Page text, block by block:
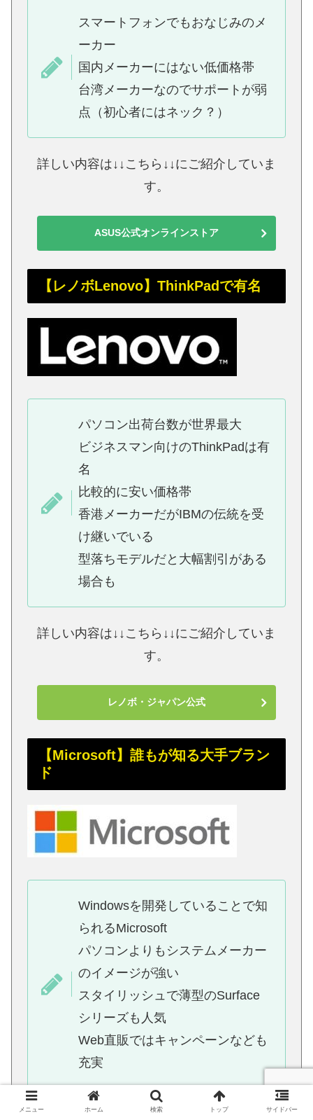
スマートフォンでもおなじみのメ
ーカー
国内メーカーにはない低価格帯
台湾メーカーなのでサポートが弱
点（初心者にはネック？）
詳しい内容は↓↓こちら↓↓にご紹介していま
す。
ASUS公式オンラインストア
【レノボLenovo】ThinkPadで有名
パソコン出荷台数が世界最大
ビジネスマン向けのThinkPadは有
名
比較的に安い価格帯
香港メーカーだがIBMの伝統を受
け継いでいる
型落ちモデルだと大幅割引がある
場合も
詳しい内容は↓↓こちら↓↓にご紹介していま
す。
レノボ・ジャパン公式
【Microsoft】誰もが知る大手ブラン
ド
Windowsを開発していることで知
られるMicrosoft
パソコンよりもシステムメーカー
のイメージが強い
スタイリッシュで薄型のSurface
シリーズも人気
Web直販ではキャンペーンなども
充実
詳しい内容は↓↓こちら↓↓にご紹介していま
メニュー ホーム 検索 トップ サイドバー